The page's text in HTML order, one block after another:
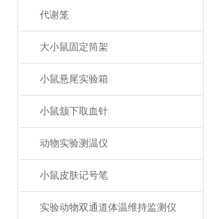
代谢笼
大小鼠固定筒架
小鼠悬尾实验箱
小鼠颔下取血针
动物实验测温仪
小鼠皮肤记号笔
实验动物双通道体温维持监测仪